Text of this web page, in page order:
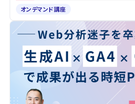
オンデマンド講座